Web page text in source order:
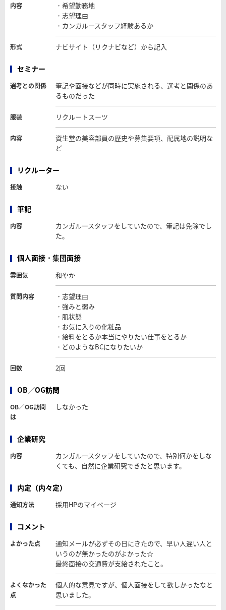
内容
・希望勤務地
・志望理由
・カンガルースタッフ経験あるか
形式 ナビサイト（リクナビなど）から記入
セミナー
選考との関係
筆記や面接などが同時に実施される、選考と関係のあ
るものだった
服装 リクルートスーツ
内容
資生堂の美容部員の歴史や募集要項、配属地の説明な
ど
リクルーター
接触 ない
筆記
内容
カンガルースタッフをしていたので、筆記は免除でし
た。
個人面接・集団面接
雰囲気 和やか
質問内容
・志望理由
・強みと弱み
・肌状態
・お気に入りの化粧品
・給料をとるか本当にやりたい仕事をとるか
・どのようなBCになりたいか
回数 2回
OB／OG訪問
OB／OG訪問
は
しなかった
企業研究
内容
カンガルースタッフをしていたので、特別何かをしな
くても、自然に企業研究できたと思います。
内定（内々定）
通知方法 採用HPのマイページ
コメント
よかった点
通知メールが必ずその日にきたので、早い人遅い人と
いうのが無かったのがよかった☆
最終面接の交通費が支給されたこと。
よくなかった
点
個人的な意見ですが、個人面接をして欲しかったなと
思いました。